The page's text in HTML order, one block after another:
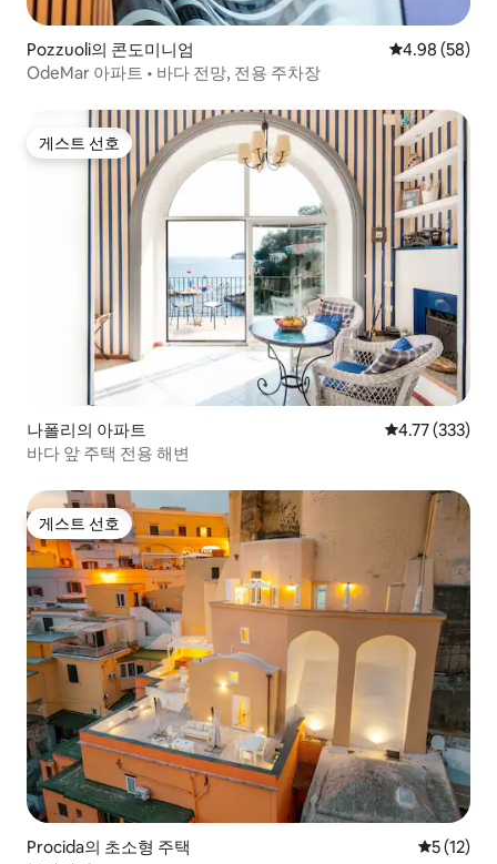
Pozzuoli의 콘도미니엄 평점 4.98점(5
4.98 (58)
OdeMar 아파트 • 바다 전망, 전용 주차장
게스트 선호
게스트 선호
나폴리의 아파트 평점 4.77점(5
4.77 (333)
바다 앞 주택 전용 해변
게스트 선호
게스트 선호
Procida의 초소형 주택 평점 5점
5 (12)